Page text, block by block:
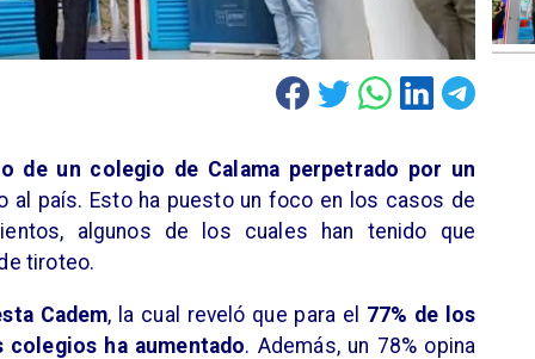
de un colegio de Calama perpetrado por un
al país. Esto ha puesto un foco en los casos de
algunos de los cuales han tenido que
tiroteo.
Cadem, la cual reveló que para el 77% de los
ha aumentado. Además, un 78% opina